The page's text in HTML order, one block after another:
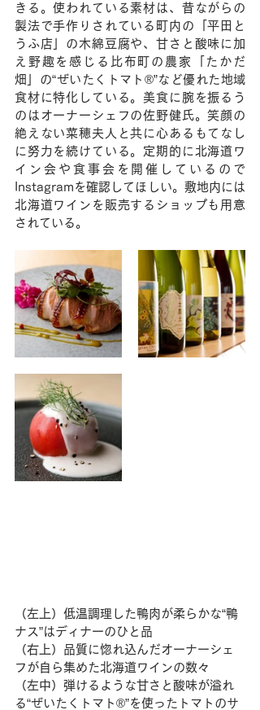
きる。使われている素材は、昔ながらの
製法で手作りされている町内の「平田と
うふ店」の木綿豆腐や、甘さと酸味に加
え野趣を感じる比布町の農家「たかだ
畑」の“ぜいたくトマト®”など優れた地域
食材に特化している。美食に腕を振るう
のはオーナーシェフの佐野健氏。笑顔の
絶えない菜穂夫人と共に心あるもてなし
に努力を続けている。定期的に北海道ワ
イン会や食事会を開催しているので
Instagramを確認してほしい。敷地内には
北海道ワインを販売するショップも用意
されている。
（左上）低温調理した鴨肉が柔らかな“鴨
ナス”はディナーのひと品
（右上）品質に惚れ込んだオーナーシェ
フが自ら集めた北海道ワインの数々
（左中）弾けるような甘さと酸味が溢れ
る“ぜいたくトマト®”を使ったトマトのサ